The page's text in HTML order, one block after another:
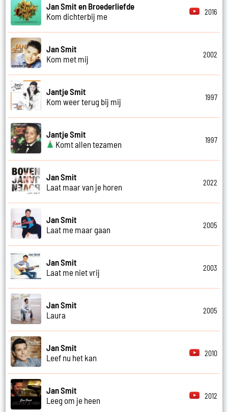
Jan Smit en Broederliefde
Kom dichterbij me
2016
Jan Smit
Kom met mij
2002
Jantje Smit
Kom weer terug bij mij
1997
Jantje Smit
Komt allen tezamen
1997
Jan Smit
Laat maar van je horen
2022
Jan Smit
Laat me maar gaan
2005
Jan Smit
Laat me niet vrij
2003
Jan Smit
Laura
2005
Jan Smit
Leef nu het kan
2010
Jan Smit
Leeg om je heen
2012